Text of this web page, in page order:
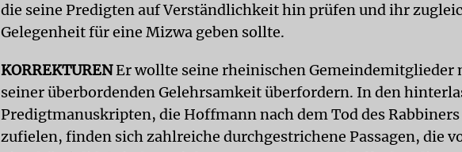
die seine Predigten auf Verständlichkeit hin prüfen und ihr
Gelegenheit für eine Mizwa geben sollte.
KORREKTURENEr wollte seine rheinischen Gemeindemitglieder
seiner überbordenden Gelehrsamkeit überfordern. In den
Predigtmanuskripten, die Hoffmann nach dem Tod des Rabbiners
zufielen, finden sich zahlreiche durchgestrichene Passagen, die